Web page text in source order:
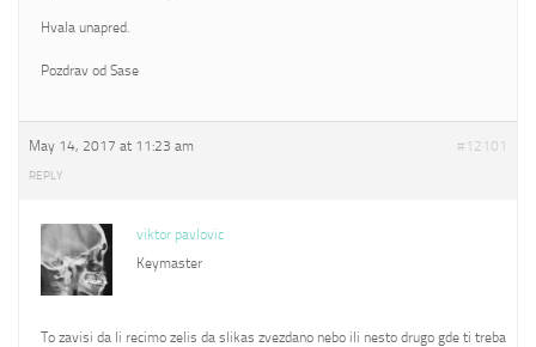
Hvala unapred.
Pozdrav od Sase
May 14, 2017 at 11:23 am #12101
REPLY
viktor pavlovic
Keymaster
To zavisi da li recimo zelis da slikas zvezdano nebo ili nesto drugo gde ti treba